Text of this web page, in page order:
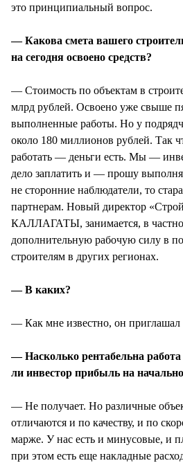
это принципиальный вопрос.
— Какова смета вашего
на сегодня освоено средств?
— Стоимость по объектам в
млрд рублей. Освоено уже свыше
выполненные работы. Но у
около 180 миллионов рублей. Так
работать — деньги есть. Мы —
дело заплатить и — прошу
не сторонние наблюдатели, то
партнерам. Новый директор
КАЛЛАГАТЫ, занимается, в
дополнительную рабочую силу в
строителям в других регионах.
— В каких?
— Как мне известно, он приглашал
— Насколько рентабельна работа
ли инвестор прибыль на
— Не получает. Но различные
отличаются и по качеству, и по
марже. У нас есть и минусовые, и
при этом есть еще накладные